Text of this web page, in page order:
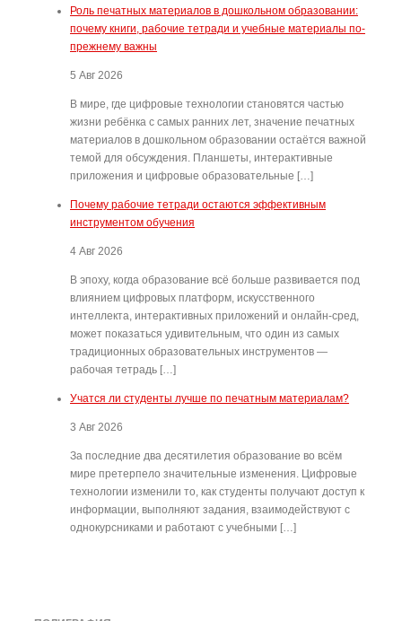
Роль печатных материалов в дошкольном образовании:
почему книги, рабочие тетради и учебные материалы по-
прежнему важны
5 Авг 2026
В мире, где цифровые технологии становятся частью
жизни ребёнка с самых ранних лет, значение печатных
материалов в дошкольном образовании остаётся важной
темой для обсуждения. Планшеты, интерактивные
приложения и цифровые образовательные […]
Почему рабочие тетради остаются эффективным
инструментом обучения
4 Авг 2026
В эпоху, когда образование всё больше развивается под
влиянием цифровых платформ, искусственного
интеллекта, интерактивных приложений и онлайн-сред,
может показаться удивительным, что один из самых
традиционных образовательных инструментов —
рабочая тетрадь […]
Учатся ли студенты лучше по печатным материалам?
3 Авг 2026
За последние два десятилетия образование во всём
мире претерпело значительные изменения. Цифровые
технологии изменили то, как студенты получают доступ к
информации, выполняют задания, взаимодействуют с
однокурсниками и работают с учебными […]